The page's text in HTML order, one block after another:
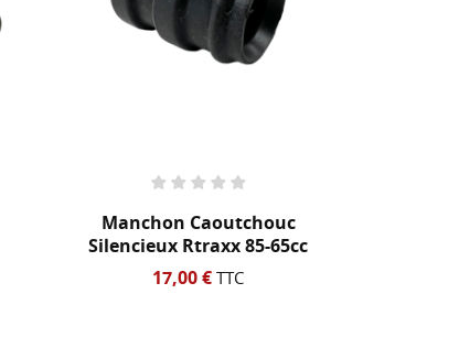
Manchon Caoutchouc
Silencieux Rtraxx 85-65cc
17,00 € TTC